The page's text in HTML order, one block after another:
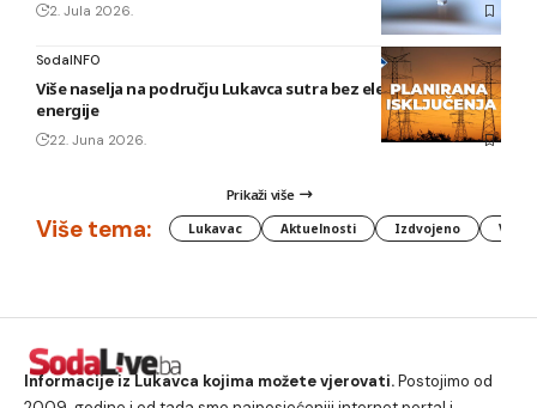
2. Jula 2026.
SodaINFO
Više naselja na području Lukavca sutra bez električne
energije
22. Juna 2026.
Prikaži više
Više tema: Lukavac Aktuelnosti Izdvojeno
Informacije iz Lukavca kojima možete vjerovati.Postojimo od